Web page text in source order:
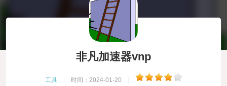
非凡加速器vnp
工具 时间：2024-01-20